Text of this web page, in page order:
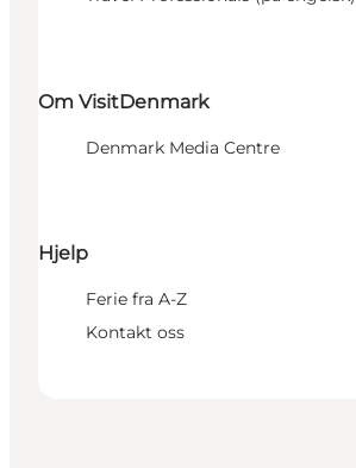
Om VisitDenmark
Denmark Media Centre
Hjelp
Ferie fra A-Z
Kontakt oss